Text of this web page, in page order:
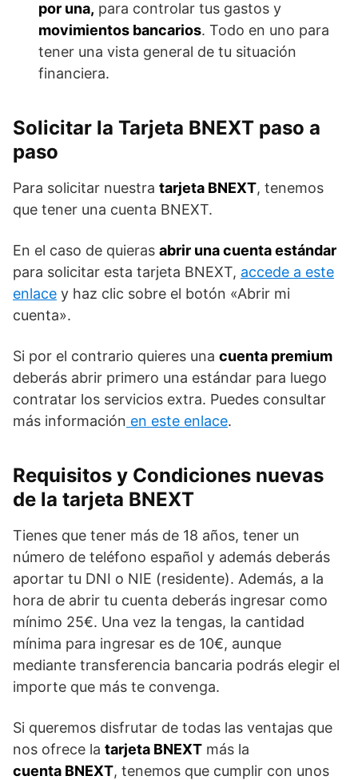
por una, para controlar tus gastos y
movimientos bancarios. Todo en uno para
tener una vista general de tu situación
financiera.
Solicitar la Tarjeta BNEXT paso a
paso
Para solicitar nuestra tarjeta BNEXT, tenemos
que tener una cuenta BNEXT.
En el caso de quieras abrir una cuenta estándar
para solicitar esta tarjeta BNEXT, accede a este
enlace y haz clic sobre el botón «Abrir mi
cuenta».
Si por el contrario quieres una cuenta premium
deberás abrir primero una estándar para luego
contratar los servicios extra. Puedes consultar
más información en este enlace.
Requisitos y Condiciones nuevas
de la tarjeta BNEXT
Tienes que tener más de 18 años, tener un
número de teléfono español y además deberás
aportar tu DNI o NIE (residente). Además, a la
hora de abrir tu cuenta deberás ingresar como
mínimo 25€. Una vez la tengas, la cantidad
mínima para ingresar es de 10€, aunque
mediante transferencia bancaria podrás elegir el
importe que más te convenga.
Si queremos disfrutar de todas las ventajas que
nos ofrece la tarjeta BNEXT más la
cuenta BNEXT, tenemos que cumplir con unos